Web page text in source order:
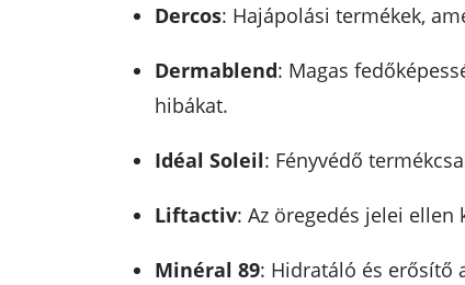
Dercos: Hajápolási termékek,
Dermablend: Magas
hibákat.
Idéal Soleil: Fényvédő
Liftactiv: Az öregedés jelei ellen
Minéral 89: Hidratáló és erősítő